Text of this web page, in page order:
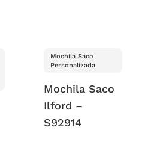
Mochila Saco
Personalizada
Mochila Saco
Ilford –
S92914